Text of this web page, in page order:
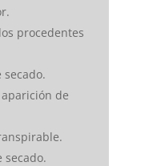
procedentes
secado.
de
secado.